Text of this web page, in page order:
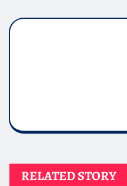
RELATED STORY